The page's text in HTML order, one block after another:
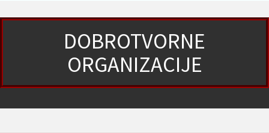
DOBROTVORNE
ORGANIZACIJE